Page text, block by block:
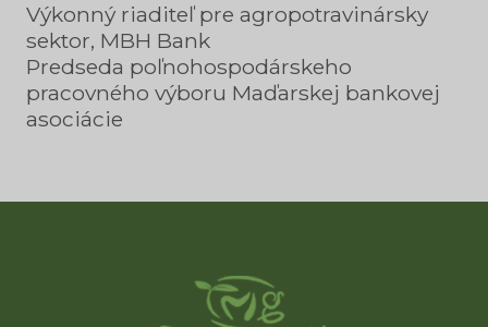
Výkonný riaditeľ pre agropotravinársky
sektor, MBH Bank
Predseda poľnohospodárskeho
pracovného výboru Maďarskej bankovej
asociácie